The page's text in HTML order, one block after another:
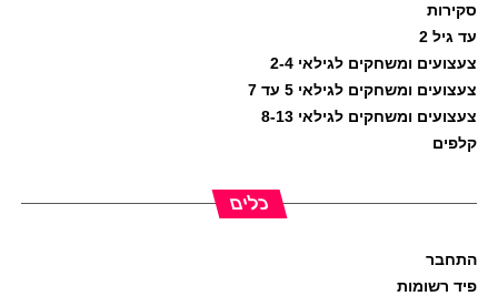
סקירות
עד גיל 2
צעצועים ומשחקים לגילאי 2-4
צעצועים ומשחקים לגילאי 5 עד 7
צעצועים ומשחקים לגילאי 8-13
קלפים
כלים
התחבר
פיד רשומות